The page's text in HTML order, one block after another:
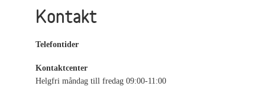
Kontakt
Telefontider
Kontaktcenter
Helgfri måndag till fredag 09:00-11:00